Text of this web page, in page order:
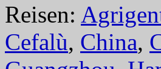
Reisen:
Cefalù, China,